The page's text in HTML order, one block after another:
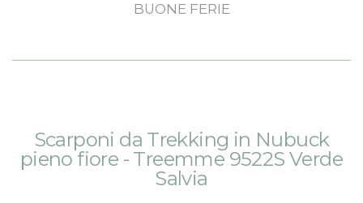
BUONE FERIE
fine
all'inizio
della
Scarponi da Trekking in Nubuck
pieno fiore - Treemme 9522S Verde
Salvia